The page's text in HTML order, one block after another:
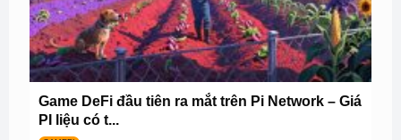
Game DeFi đầu tiên ra mắt trên Pi Network – Giá
PI liệu có t...